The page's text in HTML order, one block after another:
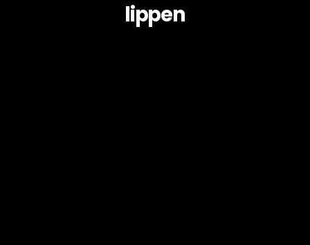
lippen